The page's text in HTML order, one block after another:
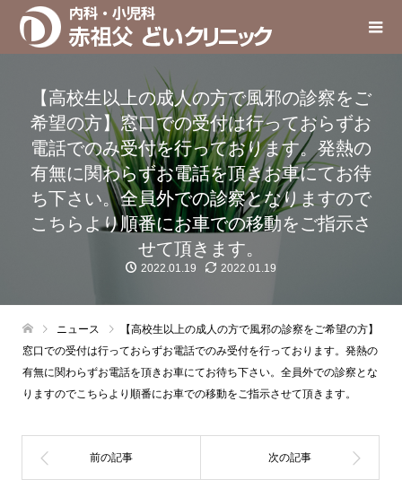
【高校生以上の成人の方で風邪の診察をご
希望の方】窓口での受付は行っておらずお
電話でのみ受付を行っております。発熱の
有無に関わらずお電話を頂きお車にてお待
ち下さい。全員外での診察となりますので
こちらより順番にお車での移動をご指示さ
せて頂きます。
2022.01.19 2022.01.19
ニュース
【高校生以上の成人の方で風邪の診察をご希望の方】
窓口での受付は行っておらずお電話でのみ受付を行っております。発熱の
有無に関わらずお電話を頂きお車にてお待ち下さい。全員外での診察とな
りますのでこちらより順番にお車での移動をご指示させて頂きます。